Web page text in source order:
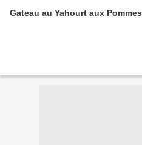
Gateau au Yahourt aux Pommes